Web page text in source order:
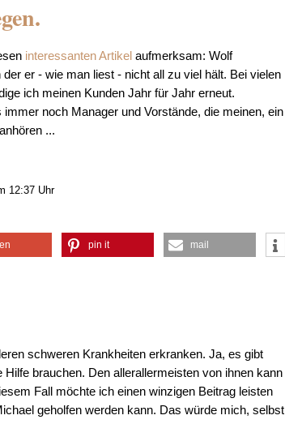
interessanten Artikel aufmerksam: Wolf
er - wie man liest - nicht all zu viel hält. Bei vielen
ich meinen Kunden Jahr für Jahr erneut.
noch Manager und Vorstände, die meinen, ein
...
12:37 Uhr
pin it mail
schweren Krankheiten erkranken. Ja, es gibt
brauchen. Den allerallermeisten von ihnen kann
Fall möchte ich einen winzigen Beitrag leisten
geholfen werden kann. Das würde mich, selbst